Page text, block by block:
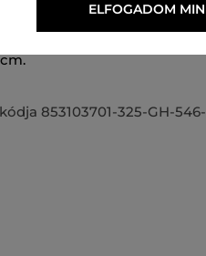
Tökéletesen stílusos
valamint beltéri
853103701-325-GH-
ELFOGADOM